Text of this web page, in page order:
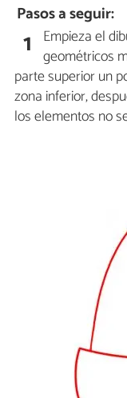
Pasos a seguir:
1 Empieza el
geométricos
parte superior un
zona inferior,
los elementos no